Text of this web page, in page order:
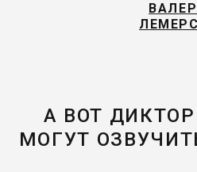
А ВОТ
МОГУТ